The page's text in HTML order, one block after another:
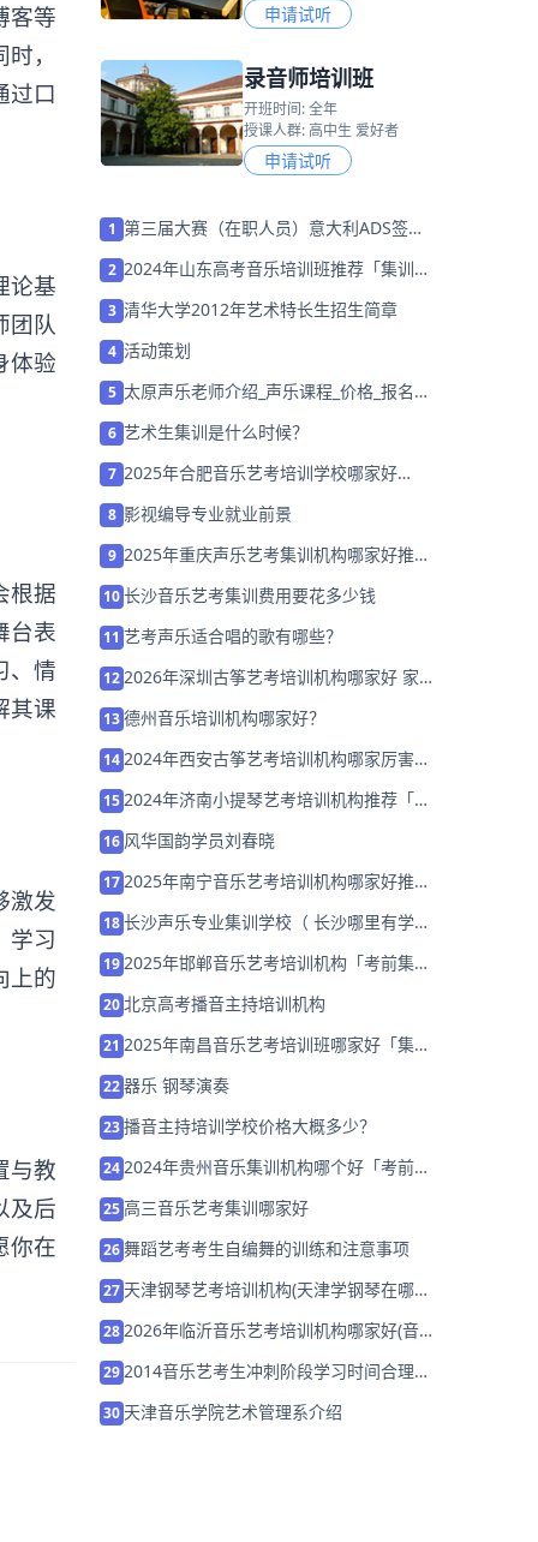
客等
，
过口
论基
团队
体验
根据
台表
、情
其课
激发
学习
上的
与教
及后
你在
申请试听
录音师培训班
开班时间: 全年
授课人群: 高中生 爱好者
申请试听
1 第三届大赛（在职人员）意大利ADS签证
2 2024年山东高考音乐培训班推荐「集训营
3 清华大学2012年艺术特长生招生简章
4 活动策划
5 太原声乐老师介绍_声乐课程_价格_报名：
6 艺术生集训是什么时候？
7 2025年合肥音乐艺考培训学校哪家好
8 影视编导专业就业前景
9 2025年重庆声乐艺考集训机构哪家好推荐
10长沙音乐艺考集训费用要花多少钱
11 艺考声乐适合唱的歌有哪些？
122026年深圳古筝艺考培训机构哪家好 家
13德州音乐培训机构哪家好？
142024年西安古筝艺考培训机构哪家厉害
152024年济南小提琴艺考培训机构推荐「考
16 风华国韵学员刘春晓
172025年南宁音乐艺考培训机构哪家好推荐
18长沙声乐专业集训学校（ 长沙哪里有学声
192025年邯郸音乐艺考培训机构「考前集训
20北京高考播音主持培训机构
21 2025年南昌音乐艺考培训班哪家好「集训
22器乐 钢琴演奏
23播音主持培训学校价格大概多少？
242024年贵州音乐集训机构哪个好「考前集
25高三音乐艺考集训哪家好
26舞蹈艺考考生自编舞的训练和注意事项
27 天津钢琴艺考培训机构(天津学钢琴在哪里
282026年临沂音乐艺考培训机构哪家好(音
292014音乐艺考生冲刺阶段学习时间合理安
30 天津音乐学院艺术管理系介绍